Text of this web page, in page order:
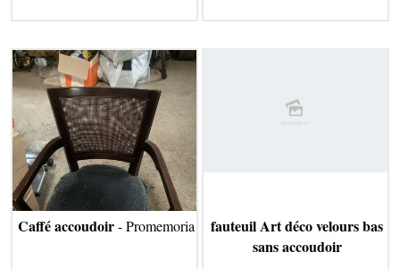
Caffé accoudoir- Promemoria
fauteuil Art déco velours bas
sans accoudoir